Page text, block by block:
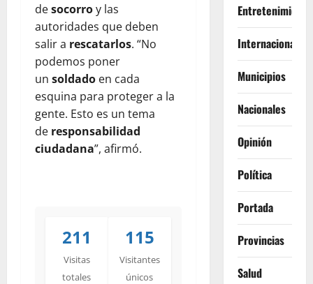
desocorroy las
autoridades que deben
salir a rescatarlos. “No
podemos poner
un soldado en cada
esquina para proteger a la
gente. Esto es un tema
de responsabilidad
ciudadana”, afirmó.
211
Visitas
totales
115
Visitantes
únicos
Entretenimiento
Internacionales
Municipios
Nacionales
Opinión
Política
Portada
Provincias
Salud